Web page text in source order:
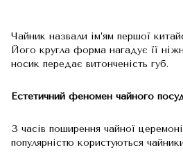
Чайник назвали ім’ям першої
Його кругла форма нагадує її
носик передає витонченість губ.
Естетичний феномен чайного
З часів поширення чайної
популярністю користуються